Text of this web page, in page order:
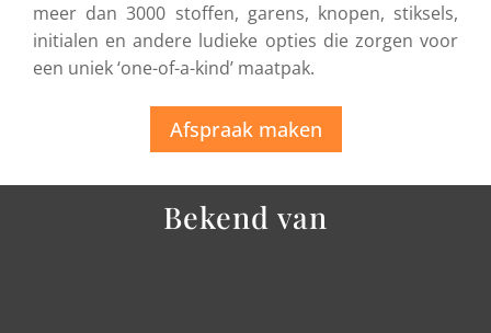
meer dan 3000 stoffen, garens, knopen, stiksels,
initialen en andere ludieke opties die zorgen voor
een uniek ‘one-of-a-kind’ maatpak.
Afspraak maken
Bekend van